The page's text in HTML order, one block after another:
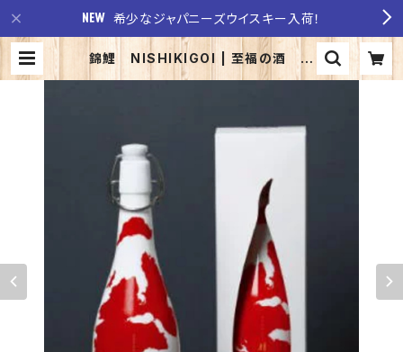
希少なジャパニーズウイスキー入荷！
錦鯉 NISHIKIGOI | 至福の酒 稲
田酒店